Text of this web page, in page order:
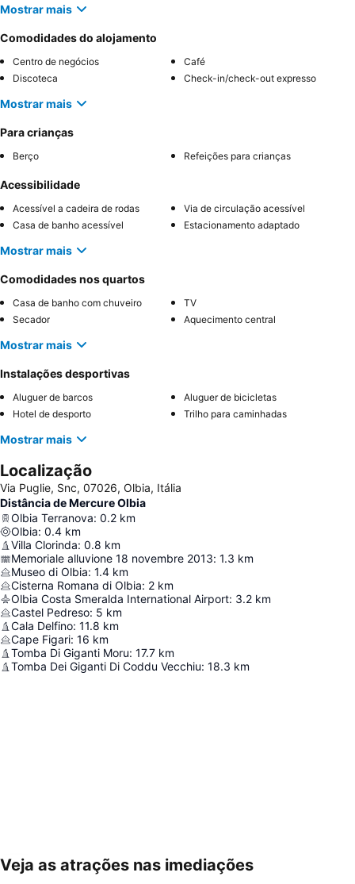
Mostrar mais
Comodidades do alojamento
Centro de negócios
Café
Discoteca
Check-in/check-out expresso
Mostrar mais
Para crianças
Berço Refeições para crianças
Acessibilidade
Acessível a cadeira de rodas
Via de circulação acessível
Casa de banho acessível
Estacionamento adaptado
Mostrar mais
Comodidades nos quartos
Casa de banho com chuveiro
TV
Secador
Aquecimento central
Mostrar mais
Instalações desportivas
Aluguer de barcos
Aluguer de bicicletas
Hotel de desporto
Trilho para caminhadas
Mostrar mais
Localização
Via Puglie, Snc, 07026, Olbia, Itália
Distância de Mercure Olbia
Olbia Terranova: 0.2 km
Olbia: 0.4 km
Villa Clorinda: 0.8 km
Memoriale alluvione 18 novembre 2013: 1.3 km
Museo di Olbia: 1.4 km
Cisterna Romana di Olbia: 2 km
Olbia Costa Smeralda International Airport: 3.2 km
Castel Pedreso: 5 km
Cala Delfino: 11.8 km
Cape Figari: 16 km
Tomba Di Giganti Moru: 17.7 km
Tomba Dei Giganti Di Coddu Vecchiu: 18.3 km
Ampliar mapa
Veja as atrações nas imediações